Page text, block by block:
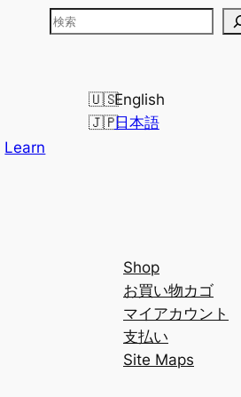
Learn
検
English
日本語
Shop
お買い物カゴ
マイアカウント
支払い
Site Maps